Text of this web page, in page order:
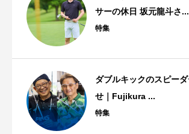
サーの休日 坂元龍斗さ...
特集
ダブルキックのスピー
せ｜Fujikura ...
特集